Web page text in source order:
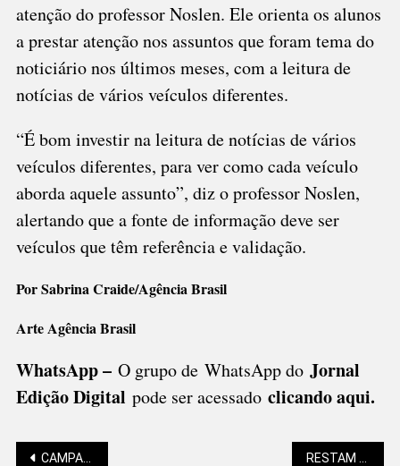
atenção do professor Noslen. Ele orienta os alunos
a prestar atenção nos assuntos que foram tema do
noticiário nos últimos meses, com a leitura de
notícias de vários veículos diferentes.
“É bom investir na leitura de notícias de vários
veículos diferentes, para ver como cada veículo
aborda aquele assunto”, diz o professor Noslen,
alertando que a fonte de informação deve ser
veículos que têm referência e validação.
Por Sabrina Craide/Agência Brasil
Arte Agência Brasil
WhatsApp – O grupo de WhatsApp do Jornal
Edição Digital pode ser acessado clicando aqui.
CAMPANHA DE MULTIVACINAÇÃO TEM SEQUÊNCIA